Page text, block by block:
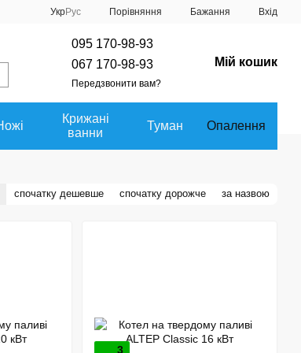
УкрРус Порівняння Бажання Вхід
095 170-98-93
067 170-98-93
Передзвонити вам?
Мій кошик
Крижані
ванни
Туман Опалення
спочатку дешевше спочатку дорожче за назвою
3